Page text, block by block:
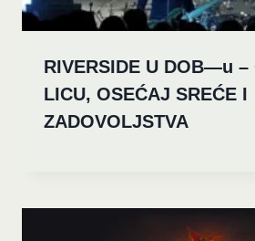
RIVERSIDE U DOB—u –
LICU, OSEĆAJ SREĆE I
ZADOVOLJSTVA